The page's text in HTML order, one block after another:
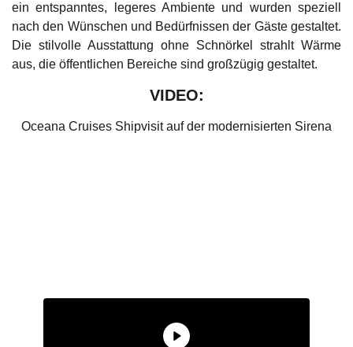
ein entspanntes, legeres Ambiente und wurden speziell
nach den Wünschen und Bedürfnissen der Gäste gestaltet.
Die stilvolle Ausstattung ohne Schnörkel strahlt Wärme
aus, die öffentlichen Bereiche sind großzügig gestaltet.
VIDEO:
Oceana Cruises Shipvisit auf der modernisierten Sirena